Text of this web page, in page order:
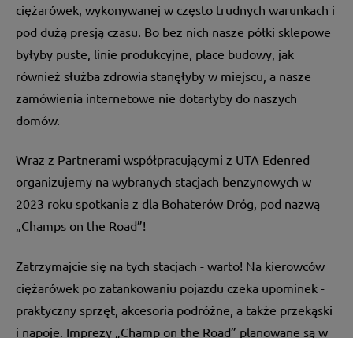
ciężarówek, wykonywanej w często trudnych warunkach i
pod dużą presją czasu. Bo bez nich nasze półki sklepowe
byłyby puste, linie produkcyjne, place budowy, jak
również służba zdrowia stanęłyby w miejscu, a nasze
zamówienia internetowe nie dotarłyby do naszych
domów.
Wraz z Partnerami współpracującymi z UTA Edenred
organizujemy na wybranych stacjach benzynowych w
2023 roku spotkania z dla Bohaterów Dróg, pod nazwą
„Champs on the Road”!
Zatrzymajcie się na tych stacjach - warto! Na kierowców
ciężarówek po zatankowaniu pojazdu czeka upominek -
praktyczny sprzęt, akcesoria podróżne, a także przekąski
i napoje. Imprezy „Champ on the Road” planowane są w